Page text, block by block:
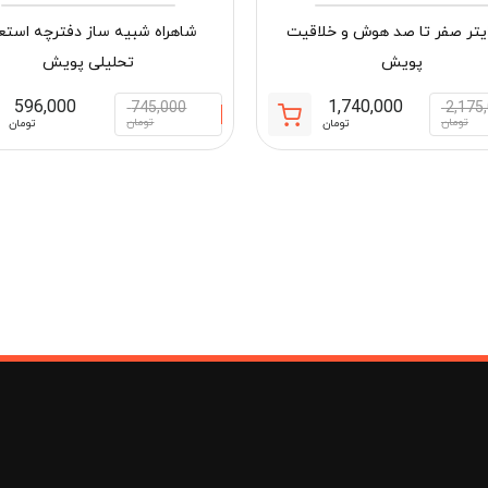
صفر تا صد هوش و خلاقیت
پویش
تومان
اصلی:
1,740,000
تومان
فعلی:
شاهراه شبیه ساز دفترچه
تحلیلی پویش
745,000
تومان
596,000
تومان